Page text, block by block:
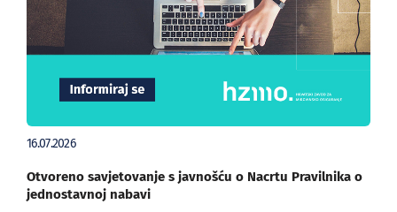
16.07.2026
Otvoreno savjetovanje s javnošću o Nacrtu Pravilnika o
jednostavnoj nabavi